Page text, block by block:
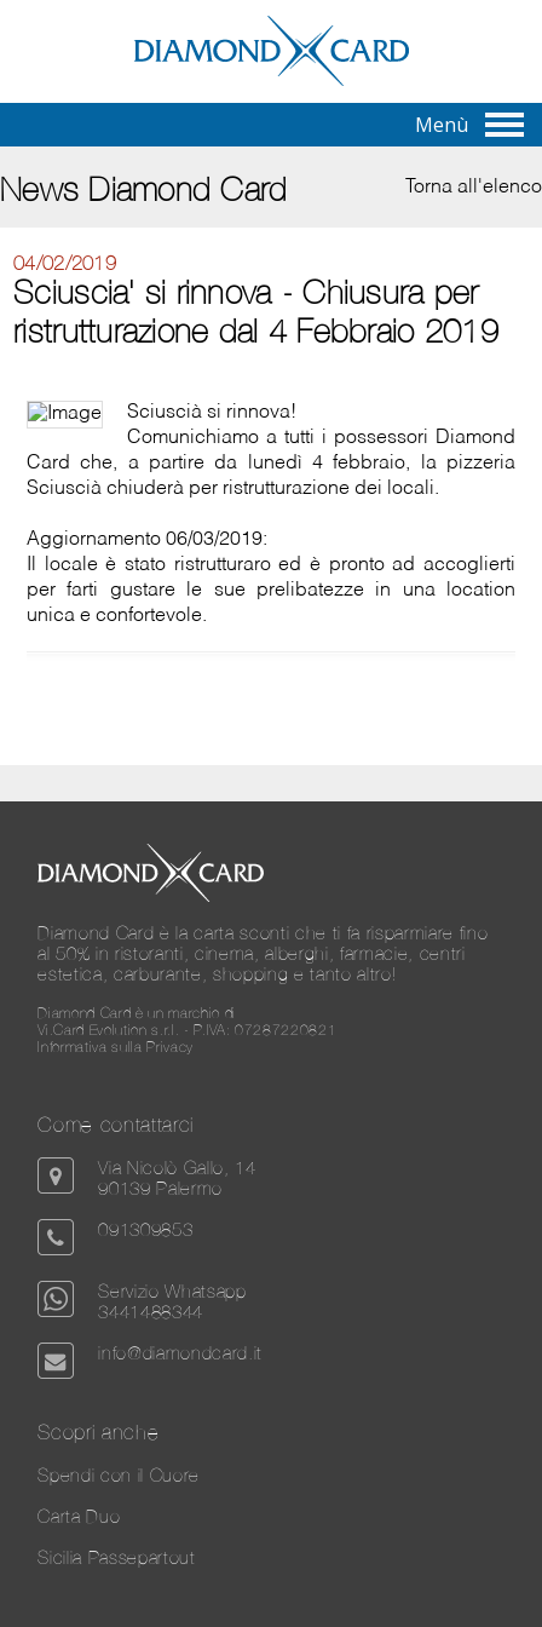
Menù
News Diamond Card Torna all'elenco
04/02/2019
Sciuscia' si rinnova - Chiusura per
ristrutturazione dal 4 Febbraio 2019
Sciuscià si rinnova!
Comunichiamo a tutti i possessori Diamond
Card che, a partire da lunedì 4 febbraio, la pizzeria
Sciuscià chiuderà per ristrutturazione dei locali.
Aggiornamento 06/03/2019:
Il locale è stato ristrutturaro ed è pronto ad accoglierti
per farti gustare le sue prelibatezze in una location
unica e confortevole.
Diamond Card è la carta sconti che ti fa risparmiare fino
al 50% in ristoranti, cinema, alberghi, farmacie, centri
estetica, carburante, shopping e tanto altro!
Diamond Card è un marchio di
Vi.Card Evolution s.r.l. - P.IVA: 07287220821
Informativa sulla Privacy
Come contattarci
Via Nicolò Gallo, 14
90139 Palermo
091309853
Servizio Whatsapp
3441488344
info@diamondcard.it
Scopri anche
Spendi con il Cuore
Carta Duo
Sicilia Passepartout